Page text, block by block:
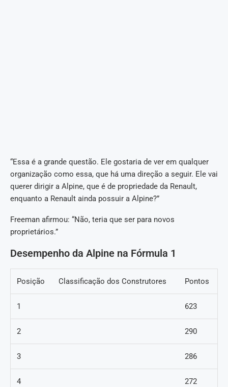
“Essa é a grande questão. Ele gostaria de ver em qualquer
organização como essa, que há uma direção a seguir. Ele vai
querer dirigir a Alpine, que é de propriedade da Renault,
enquanto a Renault ainda possuir a Alpine?”
Freeman afirmou: “Não, teria que ser para novos
proprietários.”
Desempenho da Alpine na Fórmula 1
Posição Classificação dos Construtores Pontos
1 623
2 290
3 286
4 272